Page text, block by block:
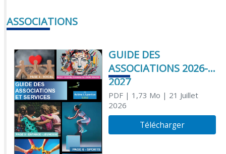
ASSOCIATIONS
GUIDE DES
ASSOCIATIONS 2026-
2027
PDF| 1,73 Mo | 21 Juillet
2026
Télécharger